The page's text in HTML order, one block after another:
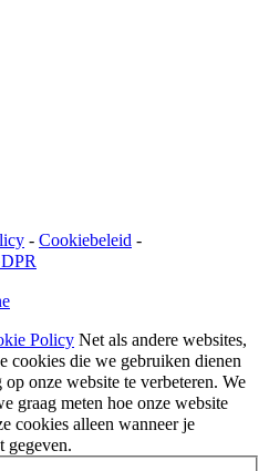
- Cookiebeleid -
Policy Net als andere websites,
cookies die we gebruiken dienen
onze website te verbeteren. We
graag meten hoe onze website
cookies alleen wanneer je
gegeven.